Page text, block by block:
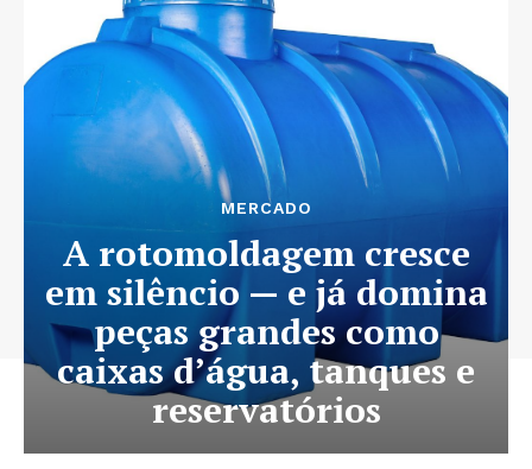
MERCADO
A rotomoldagem cresce
em silêncio — e já domina
peças grandes como
caixas d’água, tanques e
reservatórios